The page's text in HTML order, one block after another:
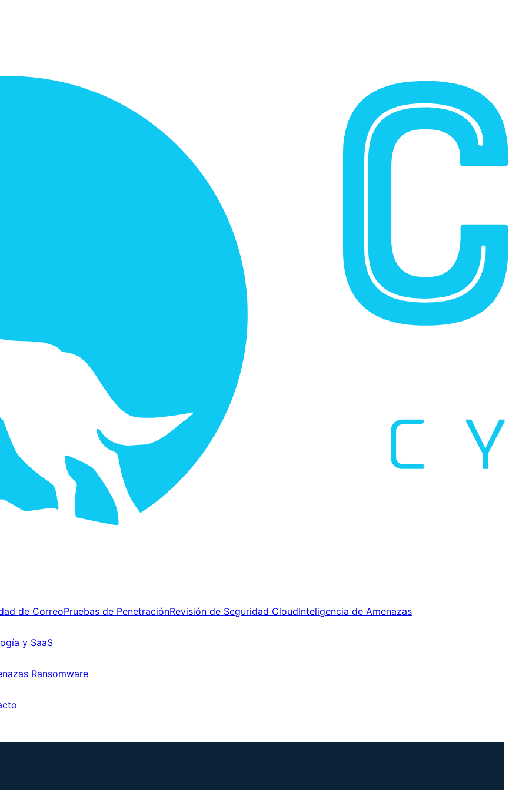
de CorreoPruebas de PenetraciónRevisión de Seguridad CloudInteligencia de Amenazas
y SaaS
Ransomware